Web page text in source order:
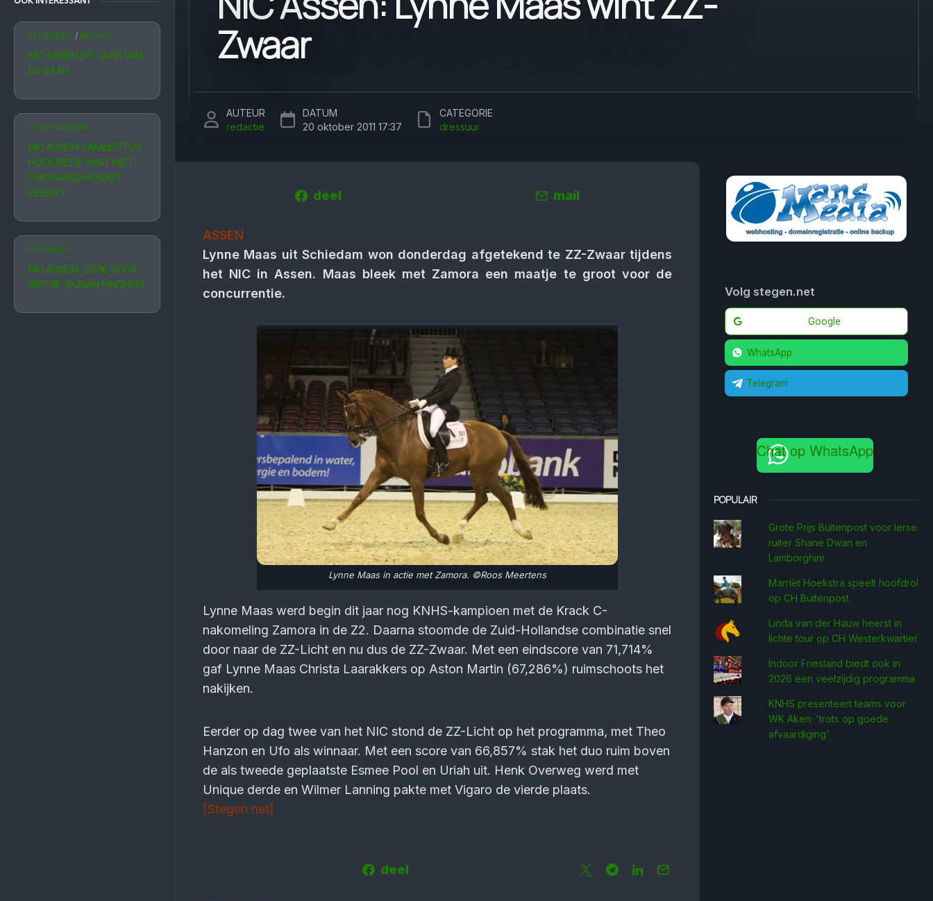
ALGEMEEN / NIEUWS
NIC ASSEN DIT JAAR VAN
DE BAAN
TUIGPAARDEN
NIC ASSEN: LAMBERTUS
HUCKRIEDE WINT MET
TUIGPAARDHENGST
EEBERT
SPRINGEN
NIC ASSEN: ZEGE VOOR
BRITSE YAZMIN PINCHEN
Zwaar
AUTEUR
redactie
DATUM
20 oktober 2011 17:37
CATEGORIE
dressuur
deel mail
ASSEN
Lynne Maas uit Schiedam won donderdag afgetekend te ZZ-Zwaar tijdens
het NIC in Assen. Maas bleek met Zamora een maatje te groot voor de
concurrentie.
Lynne Maas in actie met Zamora. ©Roos Meertens
Lynne Maas werd begin dit jaar nog KNHS-kampioen met de Krack C-
nakomeling Zamora in de Z2. Daarna stoomde de Zuid-Hollandse combinatie snel
door naar de ZZ-Licht en nu dus de ZZ-Zwaar. Met een eindscore van 71,714%
gaf Lynne Maas Christa Laarakkers op Aston Martin (67,286%) ruimschoots het
nakijken.
Eerder op dag twee van het NIC stond de ZZ-Licht op het programma, met Theo
Hanzon en Ufo als winnaar. Met een score van 66,857% stak het duo ruim boven
de als tweede geplaatste Esmee Pool en Uriah uit. Henk Overweg werd met
Unique derde en Wilmer Lanning pakte met Vigaro de vierde plaats.
[Stegen.net]
deel
Volg stegen.net
Google
WhatsApp
Telegram
Chat op WhatsApp
POPULAIR
Grote Prijs Buitenpost voor Ierse
ruiter Shane Dwan en
Lamborghini
Marriët Hoekstra speelt hoofdrol
op CH Buitenpost
Linda van der Hauw heerst in
lichte tour op CH Westerkwartier
Indoor Friesland biedt ook in
2026 een veelzijdig programma
KNHS presenteert teams voor
WK Aken: 'trots op goede
afvaardiging'